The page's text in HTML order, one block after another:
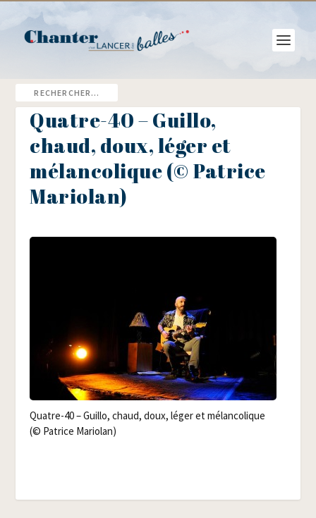
Quatre-40 – Guillo,
chaud, doux, léger et
mélancolique (© Patrice
Mariolan)
Quatre-40 – Guillo, chaud, doux, léger et mélan­co­lique
(© Patrice Mariolan)